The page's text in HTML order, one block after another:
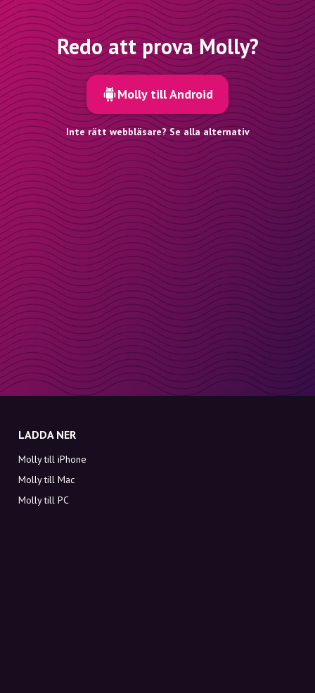
Redo att prova Molly?
Molly till Android
Inte rätt webbläsare? Se alla alternativ
LADDA NER
Molly till iPhone
Molly till Mac
Molly till PC